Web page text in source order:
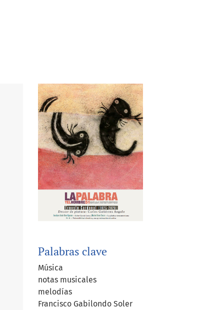
Palabras clave
Música
notas musicales
melodías
Francisco Gabilondo Soler